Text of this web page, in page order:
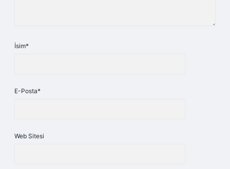
İsim*
E-Posta*
Web Sitesi